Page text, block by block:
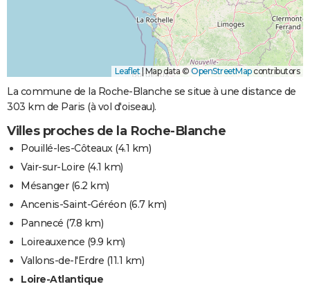
Leaflet Map data ©OpenStreetMapcontributors
La commune de la Roche-Blanche se situe à une distance de
303 km de Paris (à vol d'oiseau).
Villes proches de la Roche-Blanche
Pouillé-les-Côteaux(4.1 km)
Vair-sur-Loire (4.1 km)
Mésanger(6.2 km)
Ancenis-Saint-Géréon (6.7 km)
Pannecé (7.8 km)
Loireauxence (9.9 km)
Vallons-de-l'Erdre (11.1 km)
Loire-Atlantique